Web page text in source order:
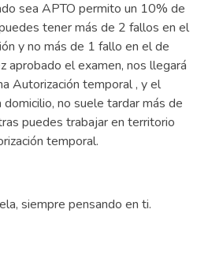
sea APTO permito un 10% de
tener más de 2 fallos en el
y no más de 1 fallo en el de
aprobado el examen, nos llegará
Autorización temporal , y el
no suele tardar más de
puedes trabajar en territorio
temporal.
siempre pensando en ti.